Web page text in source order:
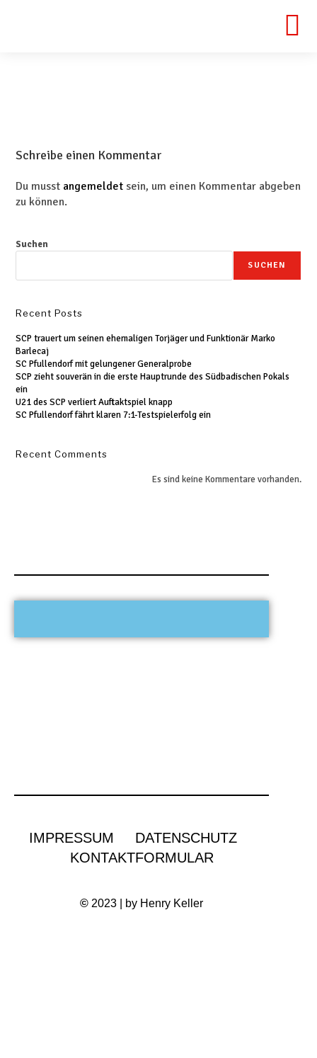
Schreibe einen Kommentar
Du musst angemeldet sein, um einen Kommentar abgeben
zu können.
Suchen
SUCHEN
Recent Posts
SCP trauert um seinen ehemaligen Torjäger und Funktionär Marko
Barlecaj
SC Pfullendorf mit gelungener Generalprobe
SCP zieht souverän in die erste Hauptrunde des Südbadischen Pokals
ein
U21 des SCP verliert Auftaktspiel knapp
SC Pfullendorf fährt klaren 7:1-Testspielerfolg ein
Recent Comments
Es sind keine Kommentare vorhanden.
IMPRESSUM
DATENSCHUTZ
KONTAKTFORMULAR
© 2023 | by Henry Keller